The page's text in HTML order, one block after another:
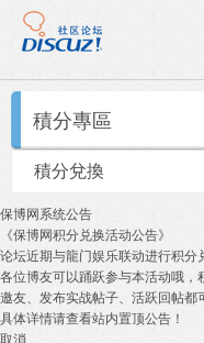
積分專區
積分兌換
保博网系统公告
《保博网积分兑换活动公告》
论坛近期与龍门娱乐联动进行积分
各位博友可以踊跃参与本活动哦，
邀友、发布实战帖子、活跃回帖都
具体详情请查看站内置顶公告！
取消